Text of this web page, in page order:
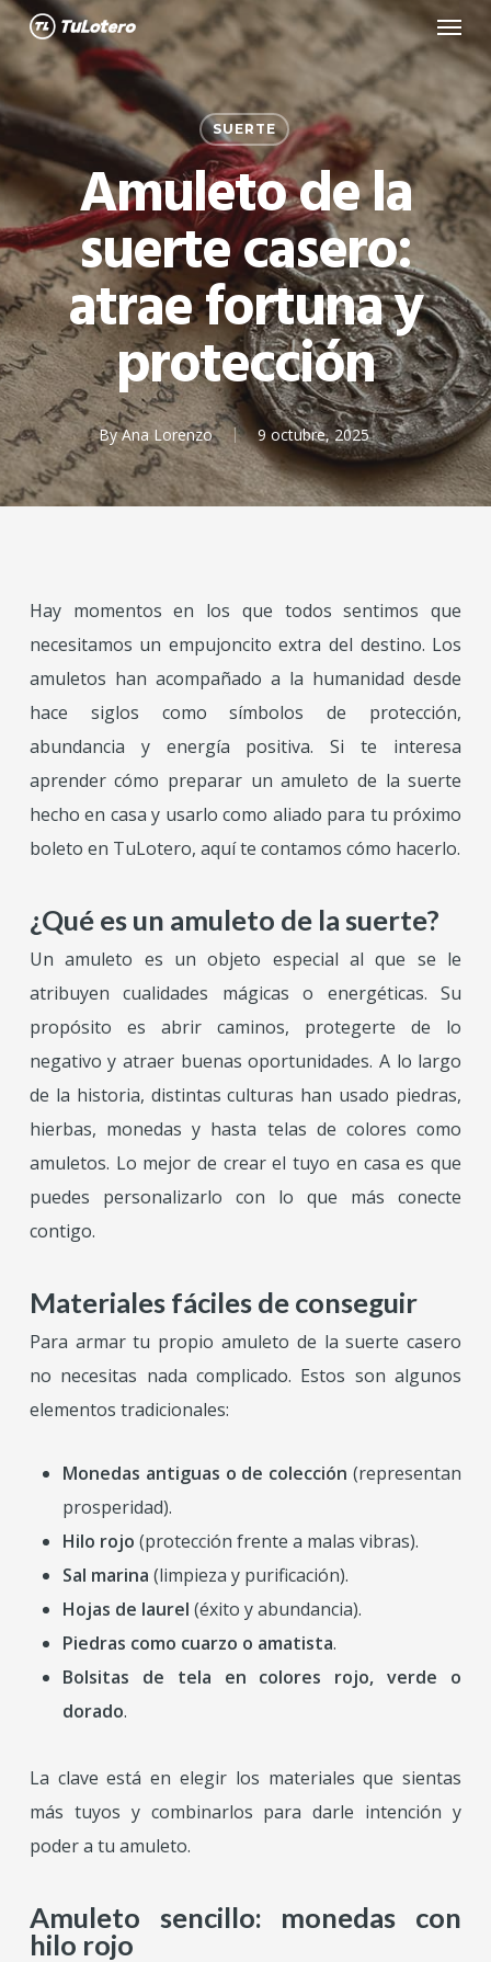
Skip
main
content
Menu
SUERTE
Amuleto de la
suerte casero:
atrae fortuna y
protección
By Ana Lorenzo 9 octubre, 2025
Hay momentos en los que todos sentimos que
necesitamos un empujoncito extra del destino. Los
amuletos han acompañado a la humanidad desde
hace siglos como símbolos de protección,
abundancia y energía positiva. Si te interesa
aprender cómo preparar un amuleto de la suerte
hecho en casa y usarlo como aliado para tu próximo
boleto en TuLotero, aquí te contamos cómo hacerlo.
¿Qué es un amuleto de la suerte?
Un amuleto es un objeto especial al que se le
atribuyen cualidades mágicas o energéticas. Su
propósito es abrir caminos, protegerte de lo
negativo y atraer buenas oportunidades. A lo largo
de la historia, distintas culturas han usado piedras,
hierbas, monedas y hasta telas de colores como
amuletos. Lo mejor de crear el tuyo en casa es que
puedes personalizarlo con lo que más conecte
contigo.
Materiales fáciles de conseguir
Para armar tu propio amuleto de la suerte casero
no necesitas nada complicado. Estos son algunos
elementos tradicionales:
Monedas antiguas o de colección (representan
prosperidad).
Hilo rojo (protección frente a malas vibras).
Sal marina (limpieza y purificación).
Hojas de laurel (éxito y abundancia).
Piedras como cuarzo o amatista.
Bolsitas de tela en colores rojo, verde o
dorado.
La clave está en elegir los materiales que sientas
más tuyos y combinarlos para darle intención y
poder a tu amuleto.
Amuleto sencillo: monedas con
hilo rojo